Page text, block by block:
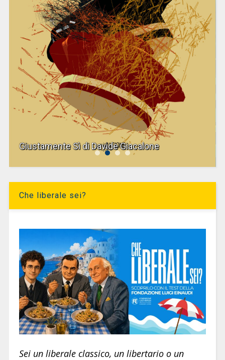
Giustamente Sì di Davide Giacalone
Che liberale sei?
Sei un liberale classico, un libertario o un